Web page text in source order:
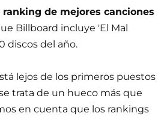
de mejores canciones
Billboard incluye 'El Mal
discos del año.
lejos de los primeros puestos
trata de un hueco más que
en cuenta que los rankings